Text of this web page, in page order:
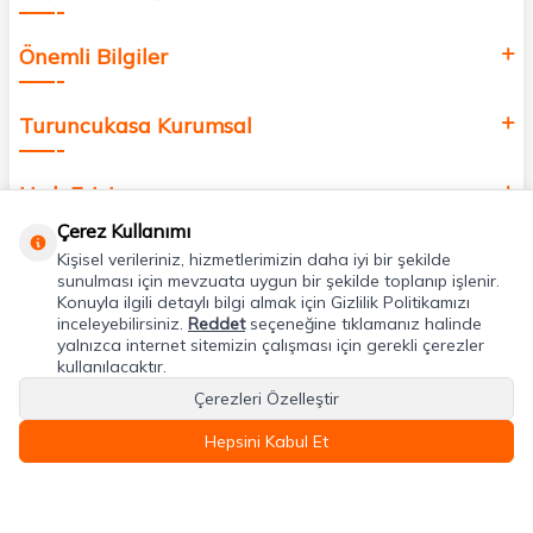
Önemli Bilgiler
Turuncukasa Kurumsal
Hızlı Erişim
Uygulamalarımız
Adres & İletişim
Çerez Kullanımı
Kişisel verileriniz, hizmetlerimizin daha iyi bir şekilde
sunulması için mevzuata uygun bir şekilde toplanıp işlenir.
Konuyla ilgili detaylı bilgi almak için Gizlilik Politikamızı
inceleyebilirsiniz. Reddetseçeneğine tıklamanız halinde
yalnızca internet sitemizin çalışması için gerekli çerezler
kullanılacaktır.
Çerezleri Özelleştir
Hepsini Kabul Et